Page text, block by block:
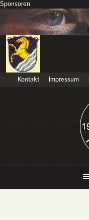
Sponsoren
Kontakt Impressum